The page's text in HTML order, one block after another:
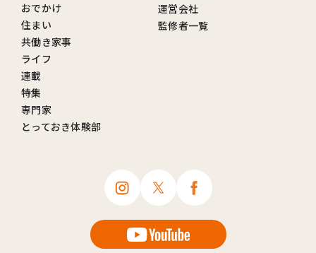
おでかけ
住まい
共働き家事
ライフ
連載
特集
専門家
とっておき体験部
運営会社
監修者一覧